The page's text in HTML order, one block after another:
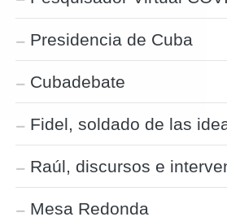
Presidencia de Cuba
Cubadebate
Fidel, soldado de las
Raúl, discursos e
Mesa Redonda